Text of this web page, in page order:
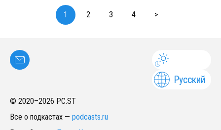
1 2 3 4 >
Русский
© 2020–2026 PC.ST
Все о подкастах — podcasts.ru